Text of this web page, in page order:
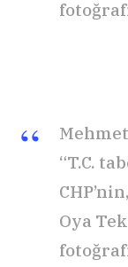
“T.C.
Oya